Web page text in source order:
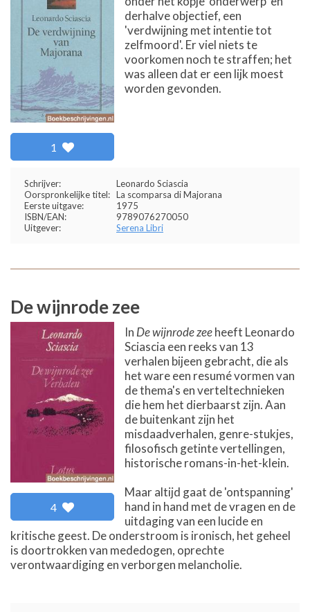
1
derhalve objectief, een
'verdwijning met intentie tot
zelfmoord'. Er viel niets te
voorkomen noch te straffen; het
was alleen dat er een lijk moest
worden gevonden.
Schrijver:
Leonardo Sciascia
Oorspronkelijke titel: La scomparsa di Majorana
Eerste uitgave:
1975
ISBN/EAN:
9789076270050
Uitgever:
Serena Libri
De wijnrode zee
4
In De wijnrode zeeheeft Leonardo
Sciascia een reeks van 13
verhalen bijeen gebracht, die als
het ware een resumé vormen van
de thema's en verteltechnieken
die hem het dierbaarst zijn. Aan
de buitenkant zijn het
misdaadverhalen, genre-stukjes,
filosofisch getinte vertellingen,
historische romans-in-het-klein.
Maar altijd gaat de 'ontspanning'
hand in hand met de vragen en de
uitdaging van een lucide en
kritische geest. De onderstroom is ironisch, het geheel
is doortrokken van mededogen, oprechte
verontwaardiging en verborgen melancholie.